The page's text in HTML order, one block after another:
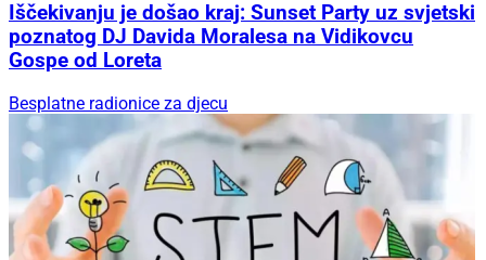
Iščekivanju je došao kraj: Sunset Party uz svjetski
poznatog DJ Davida Moralesa na Vidikovcu
Gospe od Loreta
Besplatne radionice za djecu